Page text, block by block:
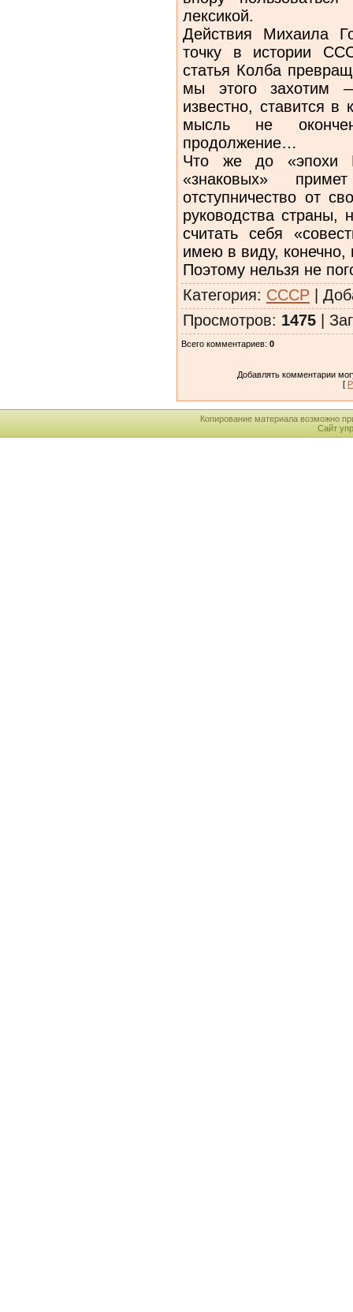
лексикой.
Действия Михаила
точку в истории
статья Колба
мы этого захотим
известно, ставится в
мысль не
продолжение…
Что же до «эпохи
«знаковых»
отступничество от
руководства страны,
считать себя
имею в виду, конечно,
Поэтому нельзя не
Категория: СССР |
Просмотров: 1475 |
Всего комментариев: 0
Добавлять комментарии
[
Копирование материала возможно
Сайт